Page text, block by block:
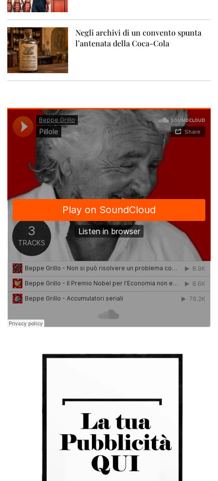
Negli archivi di un convento spunta
l’antenata della Coca-Cola